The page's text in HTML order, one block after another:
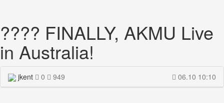
???? FINALLY, AKMU Live
in Australia!
jkent 0 949 06.10 10:10